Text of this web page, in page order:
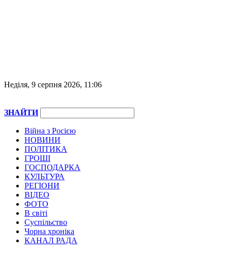
Неділя, 9 серпня 2026, 11:06
ЗНАЙТИ
Війна з Росією
НОВИНИ
ПОЛІТИКА
ГРОШІ
ГОСПОДАРКА
КУЛЬТУРА
РЕГІОНИ
ВІДЕО
ФОТО
В світі
Суспільство
Чорна хроніка
КАНАЛ РАДА